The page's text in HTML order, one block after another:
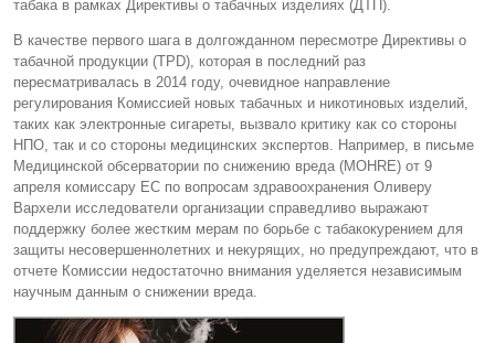
табака в рамках Директивы о табачных изделиях (ДТП).
В качестве первого шага в долгожданном пересмотре Директивы о
табачной продукции (TPD), которая в последний раз
пересматривалась в 2014 году, очевидное направление
регулирования Комиссией новых табачных и никотиновых изделий,
таких как электронные сигареты, вызвало критику как со стороны
НПО, так и со стороны медицинских экспертов. Например, в письме
Медицинской обсерватории по снижению вреда (MOHRE) от 9
апреля комиссару ЕС по вопросам здравоохранения Оливеру
Вархели исследователи организации справедливо выражают
поддержку более жестким мерам по борьбе с табакокурением для
защиты несовершеннолетних и некурящих, но предупреждают, что в
отчете Комиссии недостаточно внимания уделяется независимым
научным данным о снижении вреда.